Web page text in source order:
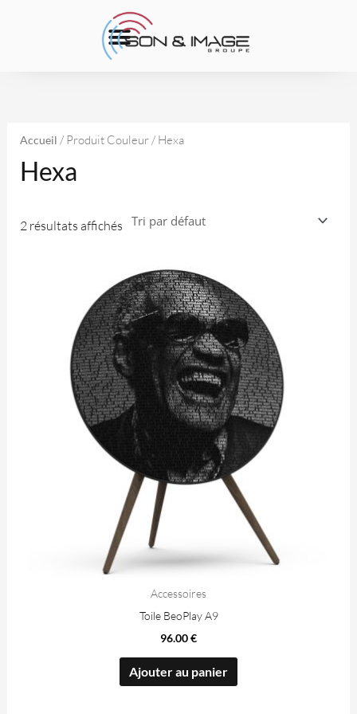
Accueil / Produit Couleur / Hexa
Hexa
2 résultats affichés
Accessoires
Toile BeoPlay A9
96.00€
Ajouter au panier